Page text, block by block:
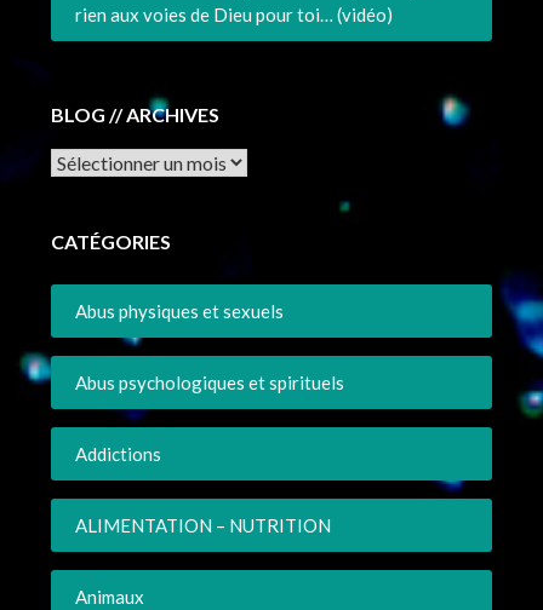
rien aux voies de Dieu pour toi… (vidéo)
BLOG // ARCHIVES
Archives
CATÉGORIES
Abus physiques et sexuels
Abus psychologiques et spirituels
Addictions
ALIMENTATION – NUTRITION
Animaux